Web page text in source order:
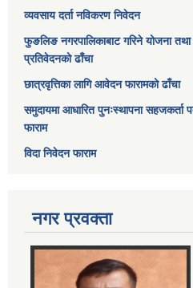
व्यवसाय दर्ता नविकरण निवेदन
फुङलिङ नगरपालिकाबाट गरिने योजना
प्रतिवेदनको ढाँचा
छात्रवृत्तिका लागि आवेदन फारामको ढाँचा
समुदायमा आधारित पुनःस्थापना सहजकर्ता
फाराम
विदा निवेदन फाराम
नगर प्रवक्ता